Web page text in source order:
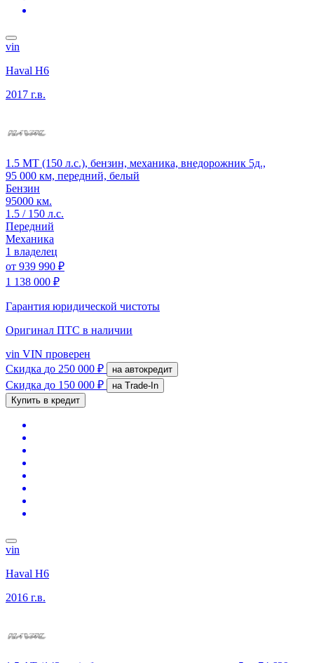
vin
Haval H6
2017 г.в.
1.5 MT (150 л.с.), бензин, механика, внедорожник 5д.,
95 000 км, передний, белый
Бензин
95000 км.
1.5 / 150 л.с.
Передний
Механика
1 владелец
от 939 990 ₽
1 138 000 ₽
Гарантия юридической чистоты
Оригинал ПТС в наличии
vin VIN проверен
Скидка до 250 000 ₽ на автокредит
Скидка до 150 000 ₽
на Trade-In
Купить в кредит
vin
Haval H6
2016 г.в.